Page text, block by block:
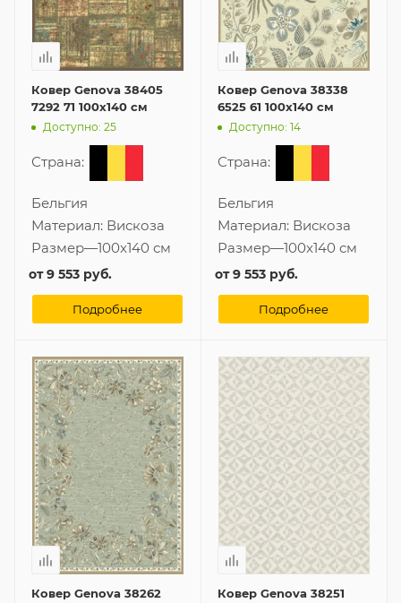
Ковер Genova 38405
7292 71 100x140 см
Доступно: 25
Страна:
Бельгия
Материал: Вискоза
Размер—100x140 см
от9 553 руб.
Подробнее
Ковер Genova 38338
6525 61 100x140 см
Доступно: 14
Страна:
Бельгия
Материал: Вискоза
Размер—100x140 см
от9 553 руб.
Подробнее
Ковер Genova 38262
Ковер Genova 38251